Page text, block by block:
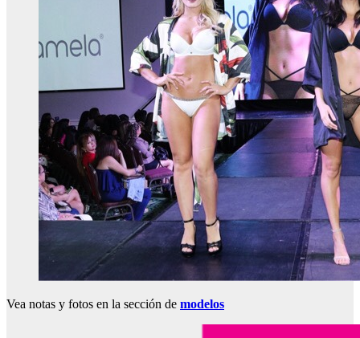
Vea notas y fotos en la sección de modelos